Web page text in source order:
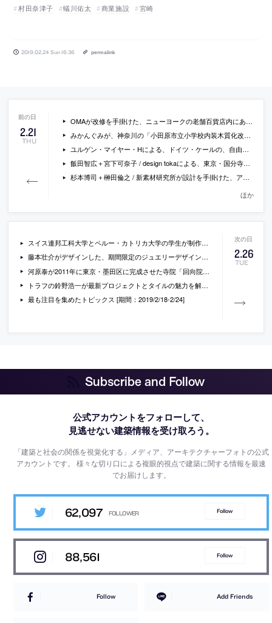
村田奈津子 蟻川佑太 商業施設 宮崎
2019.02.24 Sun 16:36 permalink
2.21
THU
OMAが改修を手掛けた、ニューヨークの老舗百貨店内にある、見る角度によって色が変わるエスカレーターの写真
みかんぐみが、神奈川の「小田原市立小学校内装木質化改修」設計プロポで優先交渉権者に
ユルゲン・マイヤー・Hによる、ドイツ・ケールの、自由曲線で切り抜いた厚いコンクリート板を積み上げてできたようなトラム停車場の写真
飯田智広＋宮下可奈子 / design tokaによる、東京・国分寺市の住宅の改修「国分寺の戸建住居」
杉本博司＋榊田倫之 / 新素材研究所が設計を手掛けた、アメリカ・ニューヨークの集合住宅の住戸の写真
ほか
2.26
TUE
スイス連邦工科大学とペルー・カトリカ大学の学生が制作した、ペルー・リマのインカ時代の遺跡に作られた、考古学者らの休憩等の為の木製パヴィリオンの写真
藤本壮介がデザインした、期間限定のジュエリーデザインの学校「レコール」の写真など
河原泰が2011年に東京・墨田区に完成させた寺院「回向院念仏堂」の、中国のメディア一条が制作した動画
トラフの鈴野浩一が最新プロジェクトとタイルの魅力を解説するLIXILのイベント「TORAFU’s TILE LAB」が東京・大阪・名古屋で開催
最も注目を集めたトピックス [期間：2019/2/18-2/24]
Subscribe and Follow
公式アカウントをフォローして、
見逃せない建築情報を受け取ろう。
「建築と社会の関係を視覚化する」メディア、アーキテクチャーフォトの公式
アカウントです。様々な切り口による複眼的視点で建築に関する情報を最速
でお届けします。
62,097 Follow
88,561 Follow
Follow Add Friends